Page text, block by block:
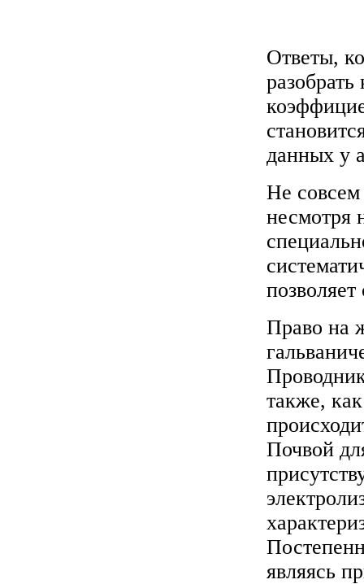
Ответы,
данных у
Не совсем
несмотря
Право на
также,
Почвой
являясь